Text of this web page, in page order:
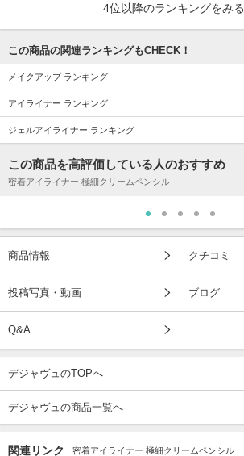
4位以降のランキングをみる
この商品の関連ランキングもCHECK！
メイクアップ ランキング
アイライナー ランキング
ジェルアイライナー ランキング
この商品を高評価している人のおすすめ
密着アイライナー 極細クリームペンシル
商品情報 クチコミ
投稿写真・動画 ブログ
Q&A
デジャヴュのTOPへ
デジャヴュの商品一覧へ
関連リンク 密着アイライナー 極細クリームペンシル